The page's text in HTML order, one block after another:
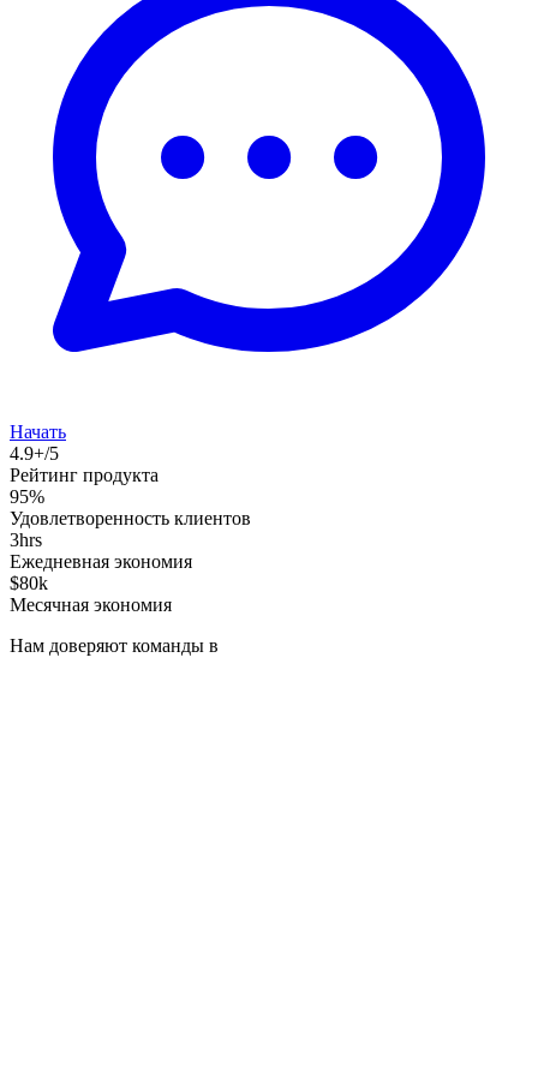
Начать
4.9+/5
Рейтинг продукта
95%
Удовлетворенность клиентов
3hrs
Ежедневная экономия
$80k
Месячная экономия
Нам доверяют команды в